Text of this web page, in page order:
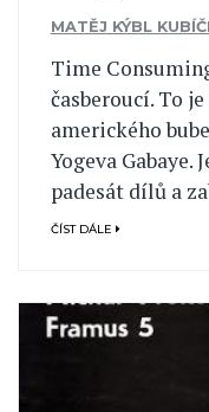
MATĚJ KÝBL
Time
časberoucí. To
amerického
Yogeva Gabaye.
padesát dílů a
ČÍST DÁLE